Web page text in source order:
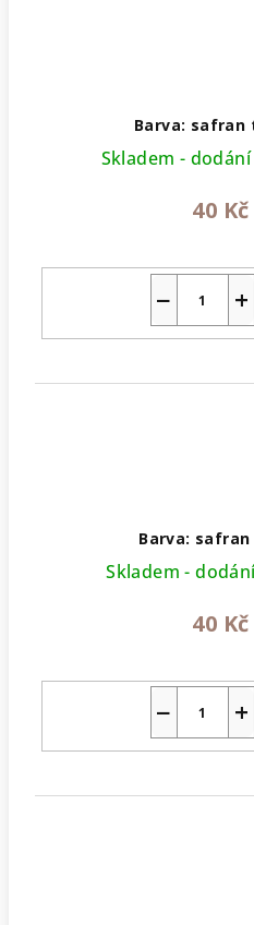
Barva: safran
Skladem -
40 Kč
+
−
Barva:
Skladem -
40 Kč
+
−